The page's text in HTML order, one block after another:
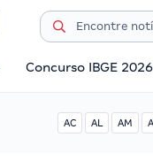
Concurso IBGE 2026
AC AL AM